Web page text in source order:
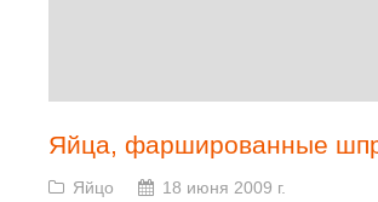
Яйца, фаршированные
Яйцо 18 июня 2009 г.